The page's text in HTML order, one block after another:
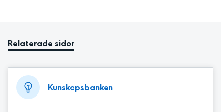
Relaterade sidor
Kunskapsbanken